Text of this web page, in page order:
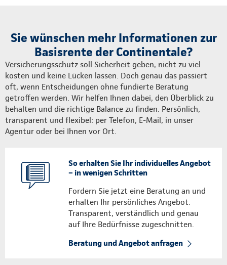
Sie wünschen mehr Informationen zur
Basisrente der Continentale?
Versicherungsschutz soll Sicherheit geben, nicht zu viel
kosten und keine Lücken lassen. Doch genau das passiert
oft, wenn Entscheidungen ohne fundierte Beratung
getroffen werden. Wir helfen Ihnen dabei, den Überblick zu
behalten und die richtige Balance zu finden. Persönlich,
transparent und flexibel: per Telefon, E-Mail, in unser
Agentur oder bei Ihnen vor Ort.
So erhalten Sie Ihr individuelles Angebot
– in wenigen Schritten
Fordern Sie jetzt eine Beratung an und
erhalten Ihr persönliches Angebot.
Transparent, verständlich und genau
auf Ihre Bedürfnisse zugeschnitten.
Beratung und Angebot anfragen